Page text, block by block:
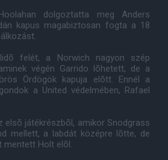
dolgoztatta meg Anders
kapus magabiztosan fogta a 18
felét, a Norwich nagyon szép
végén Garrido lõhetett, de a
Ördögök kapuja elõtt. Ennél a
a United védelmében, Rafael
elsõ játékrészbõl, amikor Snodgrass
mellett, a labdát középre lõtte, de
mentett Holt elõl.